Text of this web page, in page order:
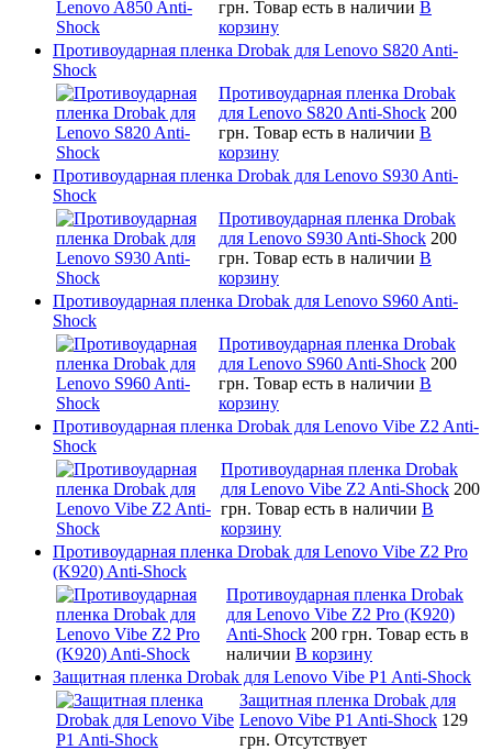
грн. Товар есть в наличии В
корзину
Противоударная пленка Drobak для Lenovo S820 Anti-
Shock
Противоударная пленка Drobak
для Lenovo S820 Anti-Shock 200
грн. Товар есть в наличии В
корзину
Противоударная пленка Drobak для Lenovo S930 Anti-
Shock
Противоударная пленка Drobak
для Lenovo S930 Anti-Shock 200
грн. Товар есть в наличии В
корзину
Противоударная пленка Drobak для Lenovo S960 Anti-
Shock
Противоударная пленка Drobak
для Lenovo S960 Anti-Shock 200
грн. Товар есть в наличии В
корзину
Противоударная пленка Drobak для Lenovo Vibe Z2 Anti-
Shock
Противоударная пленка Drobak
для Lenovo Vibe Z2 Anti-Shock 200
грн. Товар есть в наличии В
корзину
Противоударная пленка Drobak для Lenovo Vibe Z2 Pro
(K920) Anti-Shock
Противоударная пленка Drobak
для Lenovo Vibe Z2 Pro (K920)
Anti-Shock 200 грн. Товар есть в
наличии В корзину
Защитная пленка Drobak для Lenovo Vibe P1 Anti-Shock
Защитная пленка Drobak для
Lenovo Vibe P1 Anti-Shock 129
грн. Отсутствует